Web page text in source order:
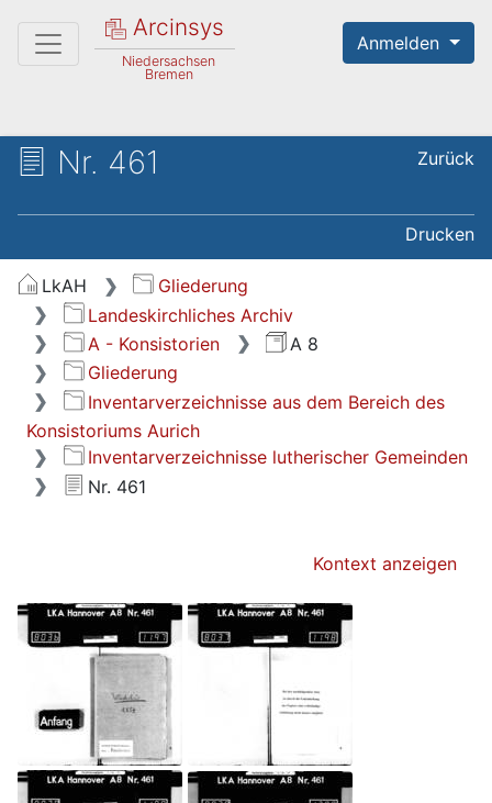
Arcinsys
Niedersachsen
Bremen
Anmelden
Nr. 461 Zurück
Drucken
LkAH
Gliederung
Landeskirchliches Archiv
A - Konsistorien
A 8
Gliederung
Inventarverzeichnisse aus dem Bereich des
Konsistoriums Aurich
Inventarverzeichnisse lutherischer Gemeinden
Nr. 461
Kontext anzeigen